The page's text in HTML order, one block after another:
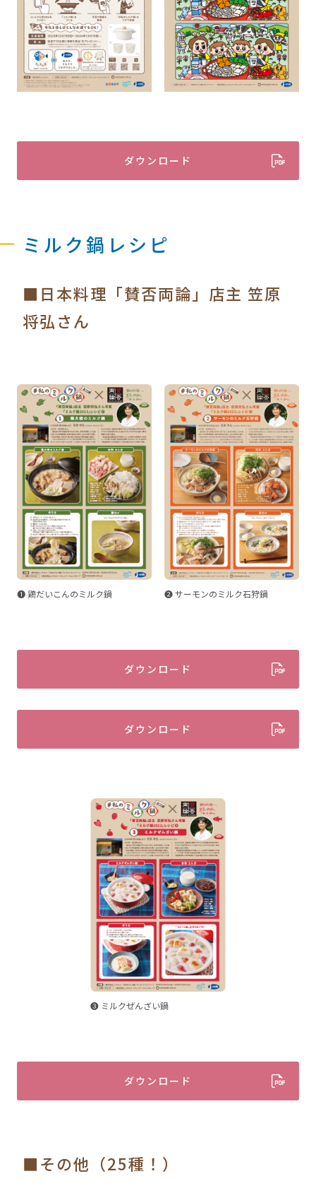
ダウンロード
ミルク鍋レシピ
■日本料理「賛否両論」店主 笠原
将弘さん
❶ 鶏だいこんのミルク鍋 ❷ サーモンのミルク石狩鍋
ダウンロード
ダウンロード
➌ ミルクぜんざい鍋
ダウンロード
■その他（25種！）